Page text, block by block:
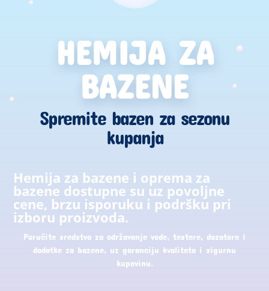
HEMIJA ZA
BAZENE
Spremite bazen za sezonu
kupanja
Hemija za bazene i oprema za
bazene dostupne su uz povoljne
cene, brzu isporuku i podršku pri
izboru proizvoda.
Poručite sredstva za održavanje vode, testere, dozatore i
dodatke za bazene, uz garanciju kvaliteta i sigurnu
kupovinu.